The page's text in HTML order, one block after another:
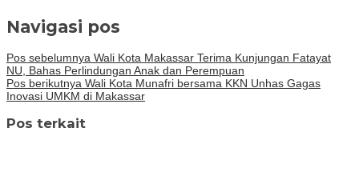
Navigasi pos
Pos sebelumnya Wali Kota Makassar Terima Kunjungan Fatayat
NU, Bahas Perlindungan Anak dan Perempuan
Pos berikutnya Wali Kota Munafri bersama KKN Unhas Gagas
Inovasi UMKM di Makassar
Pos terkait